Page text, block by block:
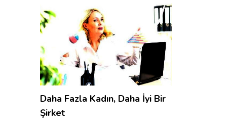
Daha Fazla Kadın, Daha İyi Bir
Şirket